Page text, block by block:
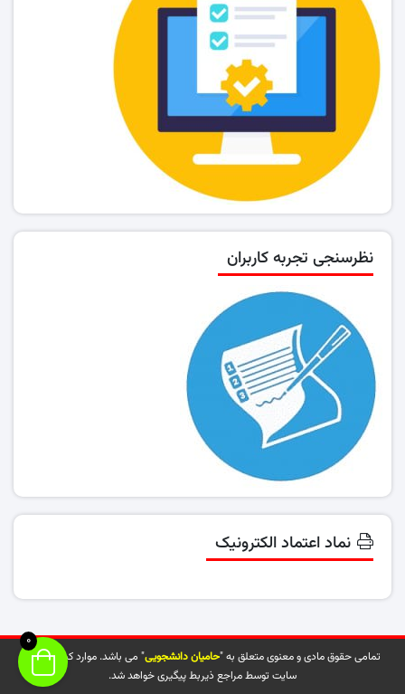
نظرسنجی تجربه کاربران
نماد اعتماد الکترونیک
تمامی حقوق مادی و معنوی متعلق به "حامیان دانشجویی" می باشد. موارد کپی شده از
سایت توسط مراجع ذیربط پیگیری خواهد شد.
0